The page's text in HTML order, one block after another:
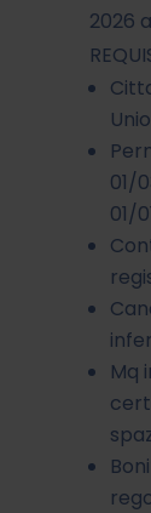
2026
01/
01/
Mq